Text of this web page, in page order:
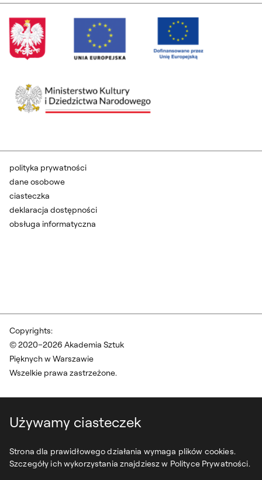
Używamy ciasteczek
Strona dla prawidłowego działania wymaga plików cookies.
Szczegóły ich wykorzystania znajdziesz w Polityce Prywatności.
Copyrights:
© 2020–2026 Akademia Sztuk
Pięknych w Warszawie
Wszelkie prawa zastrzeżone.
polityka prywatności
dane osobowe
ciasteczka
deklaracja dostępności
obsługa informatyczna